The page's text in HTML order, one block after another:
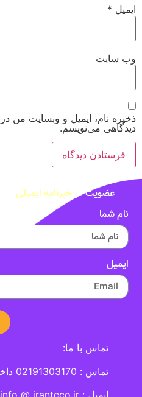
ایمیل *
وب‌ سایت
ذخیره نام، ایمیل و وبسایت من
دیدگاهی می‌نویسم.
عضویت در خبرنامه ایمیلی
نام شما
ایمیل
تماس با ما:
تماس : 02191303170 داخلی 2